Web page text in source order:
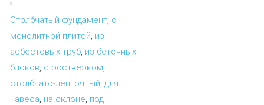
Столбчатый фундамент, с
монолитной плитой, из
асбестовых труб, из бетонных
блоков, с ростверком,
столбчато-ленточный, для
навеса, на склоне, под